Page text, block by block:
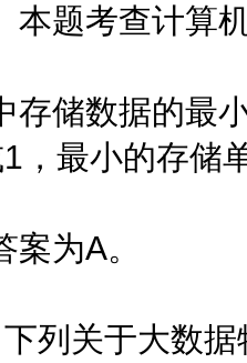
题考查计算
储数据的最小
，最小的存储
为A。
关于大数据